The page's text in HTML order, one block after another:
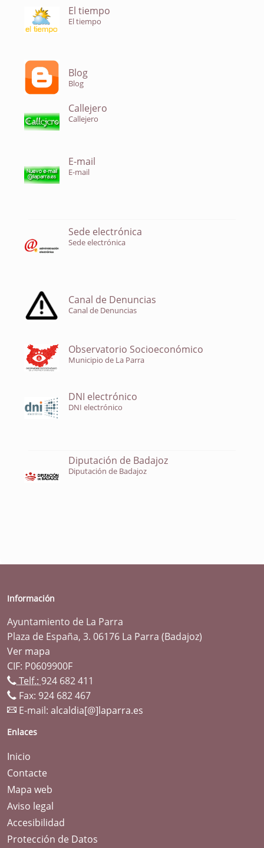
El tiempo
El tiempo
Blog
Blog
Callejero
Callejero
E-mail
E-mail
Sede electrónica
Sede electrónica
Canal de Denuncias
Canal de Denuncias
Observatorio Socioeconómico
Municipio de La Parra
DNI electrónico
DNI electrónico
Diputación de Badajoz
Diputación de Badajoz
Información
Ayuntamiento de La Parra
Plaza de España, 3. 06176 La Parra (Badajoz)
Ver mapa
CIF: P0609900F
Telf.: 924 682 411
Fax: 924 682 467
E-mail: alcaldia[@]laparra.es
Enlaces
Inicio
Contacte
Mapa web
Aviso legal
Accesibilidad
Protección de Datos